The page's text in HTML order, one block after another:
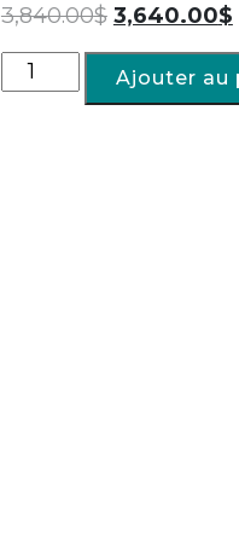
3,840.00$ 3,640.00$
Ajouter au